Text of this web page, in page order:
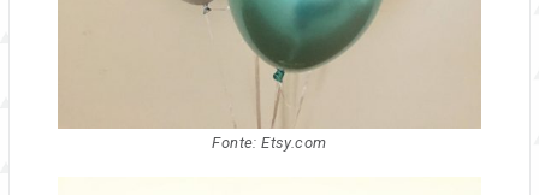
Fonte: Etsy.com